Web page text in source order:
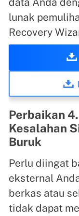
lunak
Recovery
Perbaikan
Kesalahan
Buruk
Perlu diingat
eksternal
berkas atau
tidak dapat